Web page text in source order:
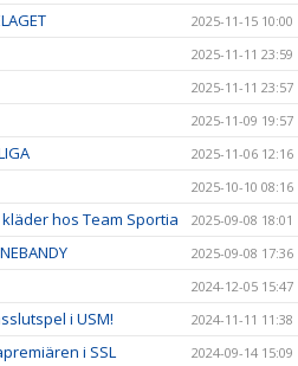
2025-11-15 10:00
2025-11-11 23:59
2025-11-11 23:57
2025-11-09 19:57
2025-11-06 12:16
2025-10-10 08:16
hos Team Sportia 2025-09-08 18:01
2025-09-08 17:36
2024-12-05 15:47
i USM! 2024-11-11 11:38
i SSL 2024-09-14 15:09